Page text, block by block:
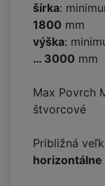
šírka:
1800 mm
výška:
… 3000 mm
Max Povrch
štvorcové
Približná
horizontálne